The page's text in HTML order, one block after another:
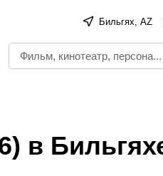
Бильгях, AZ
в